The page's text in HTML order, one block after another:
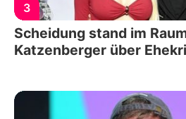
3
Scheidung stand im
Katzenberger über